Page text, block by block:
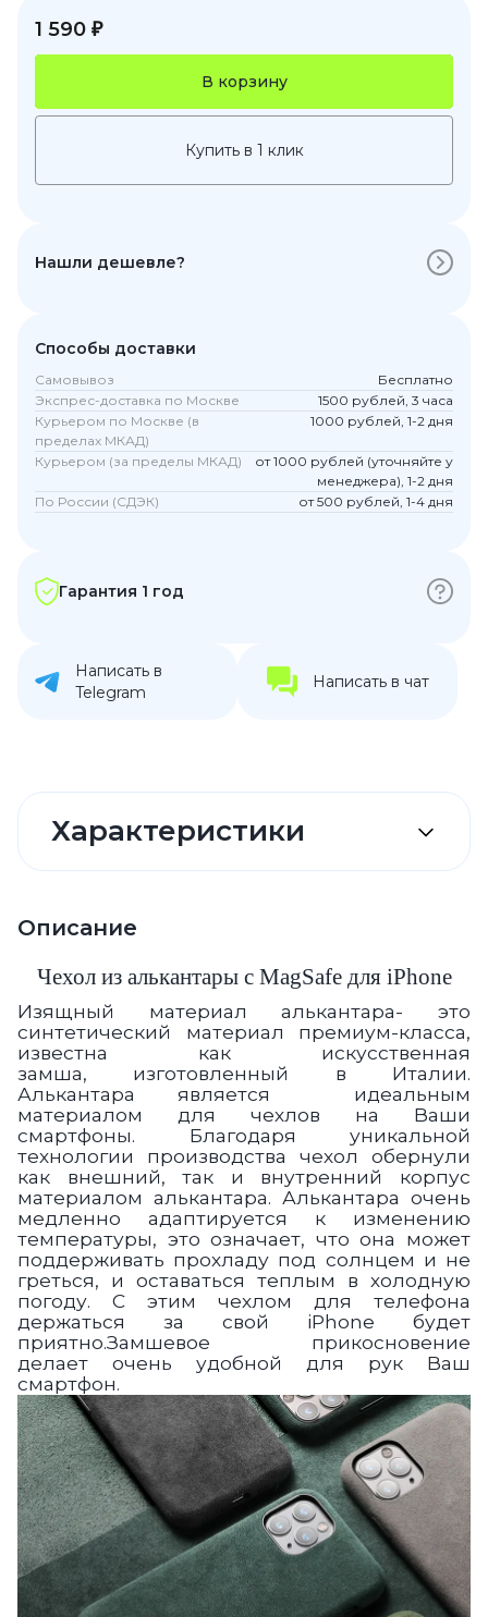
1 590 ₽
В корзину
Купить в 1 клик
Нашли дешевле?
Способы доставки
Самовывоз
Бесплатно
Экспрес-доставка по Москве
1500 рублей, 3 часа
Курьером по Москве (в
пределах МКАД)
1000 рублей, 1-2 дня
Курьером (за пределы МКАД)
от 1000 рублей (уточняйте у
менеджера), 1-2 дня
По России (СДЭК)
от 500 рублей, 1-4 дня
Гарантия 1 год
Написать в
Telegram
Написать в чат
Характеристики
Описание
Чехол из алькантары с MagSafe для iPhone
Изящный материал алькантара- это
синтетический материал премиум-класса,
известна как искусственная
замша, изготовленный в Италии.
Алькантара является
идеальным
материалом для чехлов на Ваши
смартфоны. Благодаря уникальной
технологии производства чехол обернули
как внешний, так и внутренний корпус
материалом алькантара. Алькантара очень
медленно адаптируется к изменению
температуры, это означает, что она может
поддерживать прохладу под солнцем и не
греться, и оставаться теплым в холодную
погоду. С этим чехлом для телефона
держаться за свой iPhone будет
приятно.Замшевое прикосновение
делает очень удобной для рук Ваш
смартфон.